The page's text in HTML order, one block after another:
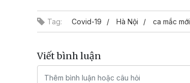
Tag: Covid-19 Hà Nội ca mắc mới
Viết bình luận